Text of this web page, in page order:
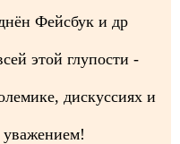
Фейсбук и др
этой глупости -
дискуссиях и